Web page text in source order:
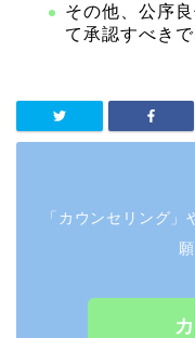
その他、公序
て承認すべき
「カウンセリング